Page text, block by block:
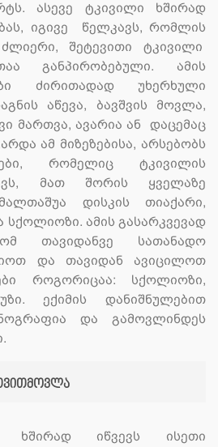
ასევე ტკივილი ხშირად
იგივე წელკავს, რომლის
შეტევითი ტკივილი
განპირობებული. ამის
ძირითადად უხერხული
აწევა, ბავშვის მოვლა,
მართვა, ავარია ან დაცემაც
ამ მიზეზებისა, არსებობს
რომელიც ტკივილის
მათ შორის ყველაზე
დისკის თიაქარი,
ამის გასარკვევად
თავიდანვე სათანადო
და თავიდან ავიცილოთ
როგორიცაა: სქოლიოზი,
ექიმის დანიშნულებით
და გამოვლინდეს
ხშირად იწვევს ისეთი